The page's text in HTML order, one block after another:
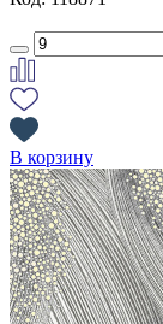
В корзину